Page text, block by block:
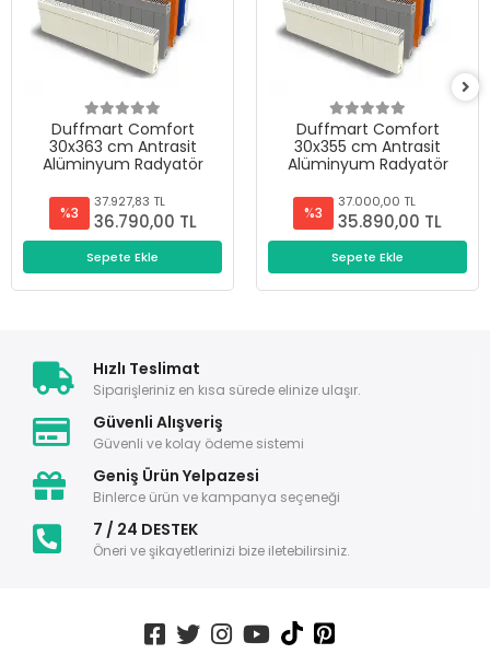
Duffmart Comfort
30x363 cm Antrasit
Alüminyum Radyatör
%3
37.927,83 TL
36.790,00 TL
Sepete Ekle
Duffmart Comfort
30x355 cm Antrasit
Alüminyum Radyatör
%3
37.000,00 TL
35.890,00 TL
Sepete Ekle
Hızlı Teslimat
Siparişleriniz en kısa sürede elinize ulaşır.
Güvenli Alışveriş
Güvenli ve kolay ödeme sistemi
Geniş Ürün Yelpazesi
Binlerce ürün ve kampanya seçeneği
7 / 24 DESTEK
Öneri ve şikayetlerinizi bize iletebilirsiniz.